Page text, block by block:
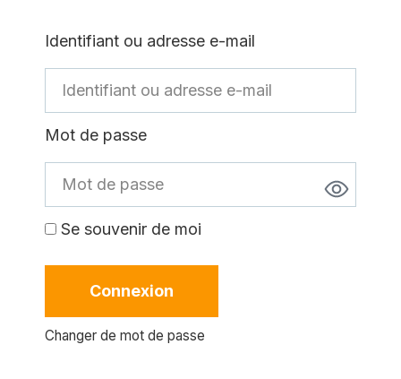
Identifiant ou adresse e-mail
Mot de passe
Se souvenir de moi
Connexion
Changer de mot de passe